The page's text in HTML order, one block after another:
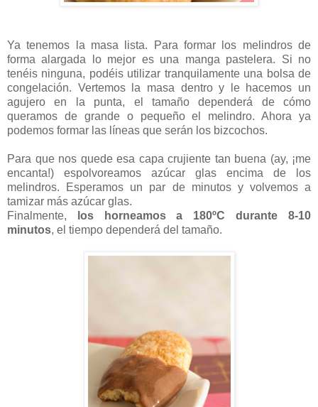
Ya tenemos la masa lista. Para formar los melindros de
forma alargada lo mejor es una manga pastelera. Si no
tenéis ninguna, podéis utilizar tranquilamente una bolsa de
congelación. Vertemos la masa dentro y le hacemos un
agujero en la punta, el tamaño dependerá de cómo
queramos de grande o pequeño el melindro. Ahora ya
podemos formar las líneas que serán los bizcochos.
Para que nos quede esa capa crujiente tan buena (ay, ¡me
encanta!) espolvoreamos azúcar glas encima de los
melindros. Esperamos un par de minutos y volvemos a
tamizar más azúcar glas.
Finalmente, los horneamos a 180ºC durante 8-10
minutos, el tiempo dependerá del tamaño.